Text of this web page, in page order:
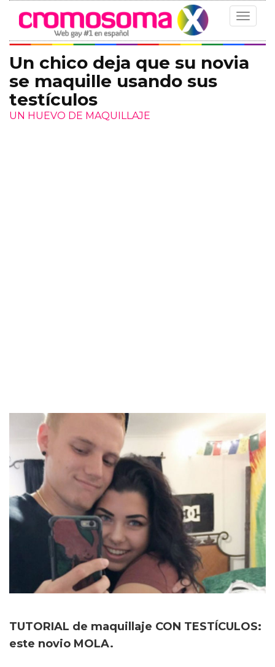
Toggle
Un chico deja que su novia
se maquille usando sus
testículos
UN HUEVO DE MAQUILLAJE
TUTORIAL de maquillaje CON TESTÍCULOS:
este novio MOLA.